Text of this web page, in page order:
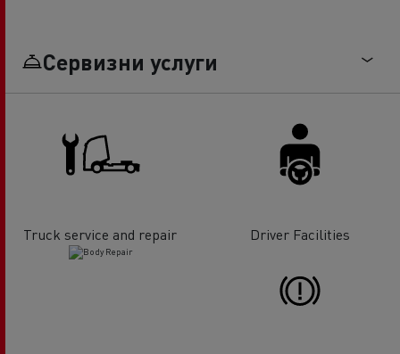
Сервизни услуги
Truck service and repair Driver Facilities